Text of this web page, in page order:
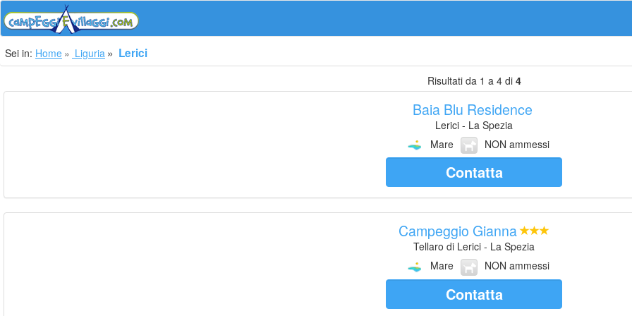
Sei in: Home Liguria Lerici
Risultati da 1 a 4 di 4
Baia Blu Residence
Lerici - La Spezia
Mare
NON ammessi
Contatta
Campeggio Gianna
Tellaro di Lerici - La Spezia
Mare
NON ammessi
Contatta